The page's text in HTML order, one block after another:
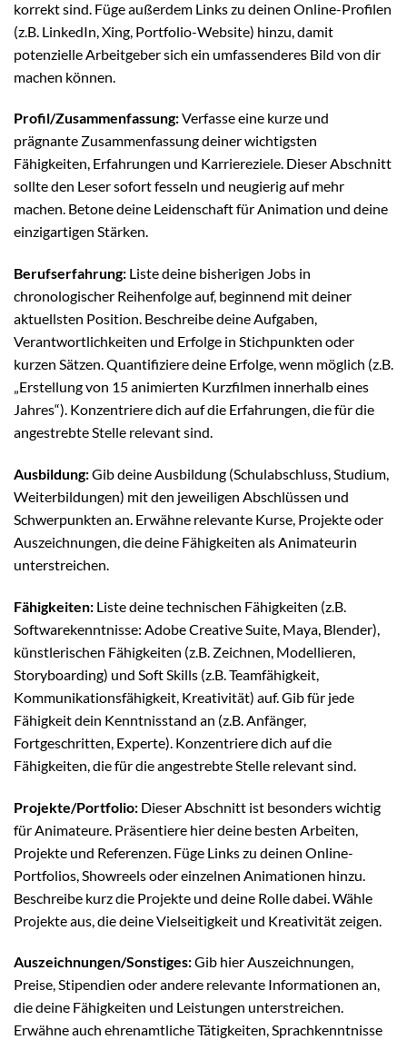
korrekt sind. Füge außerdem Links zu deinen Online-Profilen
(z.B. LinkedIn, Xing, Portfolio-Website) hinzu, damit
potenzielle Arbeitgeber sich ein umfassenderes Bild von dir
machen können.
Profil/Zusammenfassung:Verfasse eine kurze und
prägnante Zusammenfassung deiner wichtigsten
Fähigkeiten, Erfahrungen und Karriereziele. Dieser Abschnitt
sollte den Leser sofort fesseln und neugierig auf mehr
machen. Betone deine Leidenschaft für Animation und deine
einzigartigen Stärken.
Berufserfahrung: Liste deine bisherigen Jobs in
chronologischer Reihenfolge auf, beginnend mit deiner
aktuellsten Position. Beschreibe deine Aufgaben,
Verantwortlichkeiten und Erfolge in Stichpunkten oder
kurzen Sätzen. Quantifiziere deine Erfolge, wenn möglich (z.B.
„Erstellung von 15 animierten Kurzfilmen innerhalb eines
Jahres“). Konzentriere dich auf die Erfahrungen, die für die
angestrebte Stelle relevant sind.
Ausbildung:Gib deine Ausbildung (Schulabschluss, Studium,
Weiterbildungen) mit den jeweiligen Abschlüssen und
Schwerpunkten an. Erwähne relevante Kurse, Projekte oder
Auszeichnungen, die deine Fähigkeiten als Animateurin
unterstreichen.
Fähigkeiten: Liste deine technischen Fähigkeiten (z.B.
Softwarekenntnisse: Adobe Creative Suite, Maya, Blender),
künstlerischen Fähigkeiten (z.B. Zeichnen, Modellieren,
Storyboarding) und Soft Skills (z.B. Teamfähigkeit,
Kommunikationsfähigkeit, Kreativität) auf. Gib für jede
Fähigkeit dein Kenntnisstand an (z.B. Anfänger,
Fortgeschritten, Experte). Konzentriere dich auf die
Fähigkeiten, die für die angestrebte Stelle relevant sind.
Projekte/Portfolio: Dieser Abschnitt ist besonders wichtig
für Animateure. Präsentiere hier deine besten Arbeiten,
Projekte und Referenzen. Füge Links zu deinen Online-
Portfolios, Showreels oder einzelnen Animationen hinzu.
Beschreibe kurz die Projekte und deine Rolle dabei. Wähle
Projekte aus, die deine Vielseitigkeit und Kreativität zeigen.
Auszeichnungen/Sonstiges:Gib hier Auszeichnungen,
Preise, Stipendien oder andere relevante Informationen an,
die deine Fähigkeiten und Leistungen unterstreichen.
Erwähne auch ehrenamtliche Tätigkeiten, Sprachkenntnisse